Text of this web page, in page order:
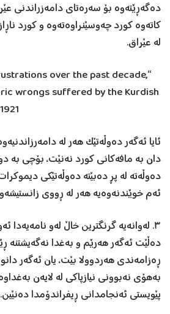
کاتەوە کورد چەوسێنراوەتەوە و کورد
لە عێراق.
over the past decade,
wrongs suffered by the Kurdish
ئایا ئەگەر دەوڵەتێک هەر لە
دان بە مافەکانی کورد نەنێت، بۆچی بە
دەوڵەتە لە پڕ دەبێتە دەوڵەتێکی
ئەم خوێندنەوەیە هەر لە ڕووی
٣. لەوانەیە گرنگترين خاڵ لەو نامەیەدا
دەڵێت ئەگەر هەرێم و بەغدا نەگەيشتنە
ڕەزامەندی هەردوولا بێت، یان ئەگەر
بەهۆی نەبوونی نيازپاکی لە لایەن
پێويستی ئەنجامدانی ڕيفراندۆمدا دەنێين.